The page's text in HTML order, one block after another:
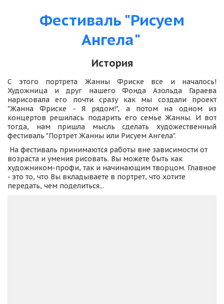
Фестиваль "Рисуем
Ангела"
История
С этого портрета Жанны Фриске все и началось!
Художница и друг нашего Фонда Азольда Гараева
нарисовала его почти сразу как мы создали проект
"Жанна Фриске - Я рядом!", а потом на одном из
концертов решилась подарить его семье Жанны. И вот
тогда, нам пришла мысль сделать художественный
фестиваль "Портрет Жанны или Рисуем Ангела".
На фестиваль принимаются работы вне зависимости от
возраста и умения рисовать. Вы можете быть как
художником-профи, так и начинающим творцом. Главное
- это то, что Вы вкладываете в портрет, что хотите
передать, чем поделиться...